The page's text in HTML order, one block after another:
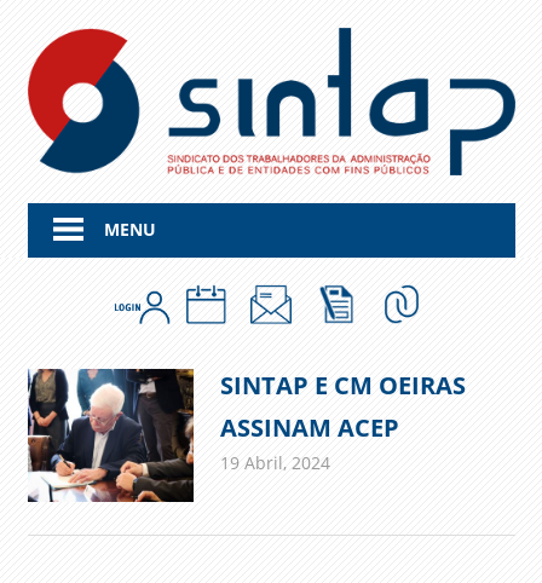
content
MENU
SINTAP E CM OEIRAS
ASSINAM ACEP
19 Abril, 2024